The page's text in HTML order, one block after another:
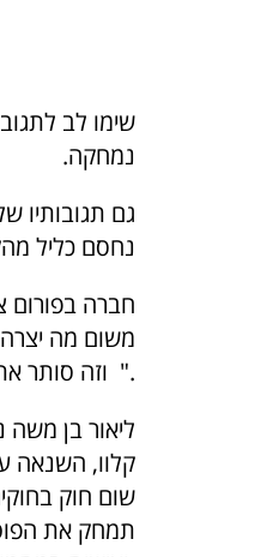
שימו לב
נמחקה.
גם תגובותיו
נחסם כליל
חברה בפורום
משום מה
וזה סותר את הפתיחה החלומית ".שלך להגינות – צר לי ".
קלוו, השנאה
שום חוק
תמחק את